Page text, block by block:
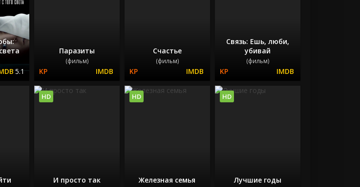
5.1
Паразиты
(фильм)
Счастье
(фильм)
Связь: Ешь, люби,
убивай
(фильм)
И просто так
HD
Железная семья
HD
Лучшие годы
HD